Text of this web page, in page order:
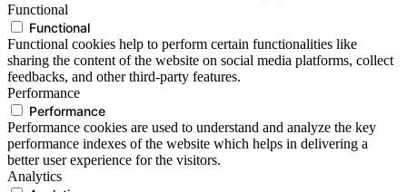
Functional
Functional
Functional cookies help to perform certain functionalities like
sharing the content of the website on social media platforms, collect
feedbacks, and other third-party features.
Performance
Performance
Performance cookies are used to understand and analyze the key
performance indexes of the website which helps in delivering a
better user experience for the visitors.
Analytics